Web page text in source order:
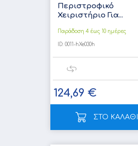
Περιστροφικό
Χειριστήριο Για...
Παράδοση 4 έως 10 ημέρες
ID: 0011-hXe030h
124,69 €
ΣΤΟ ΚΑΛΑΘΙ